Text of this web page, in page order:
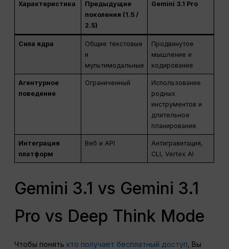
Характеристика
Предыдущие
поколения (1.5 /
2.5)
Gemini 3.1 Pro
Сила ядра
Общие текстовые
и
мультимодальные
Продвинутое
мышление и
кодирование
Агентурное
поведение
Ограниченный
Использование
родных
инструментов и
длительное
планирование
Интеграция
платформ
Веб и API
Антигравитация,
CLI, Vertex AI
Gemini 3.1 vs Gemini 3.1
Pro vs Deep Think Mode
Чтобы понять кто получает бесплатный доступ , Вы